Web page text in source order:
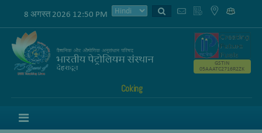
8 अगस्त 2026 12:50 PM
Coking
GSTIN
05AAATC2716R2ZK